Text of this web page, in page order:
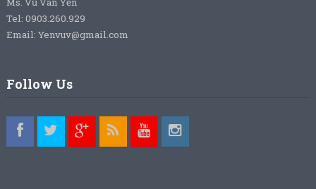
Tel: 0903.260.929
Email: Yenvuv@gmail.com
Follow Us